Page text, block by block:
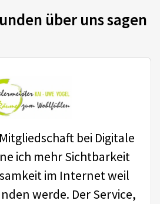
über uns sagen
bei Digitale
ich mehr Sichtbarkeit
im Internet weil
werde. Der Service,